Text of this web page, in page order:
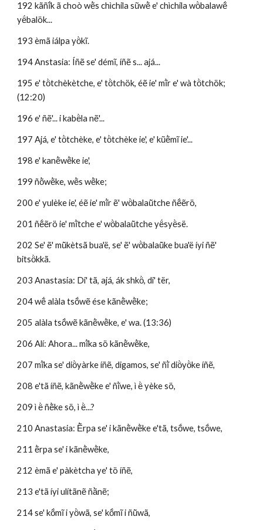
192 kãñĩ́k ã choò wẽ̀s chìchila sũwẽ̀ e' chìchila wö̀balawẽ́
yë́balök...
193 èmã iálpa yö̀kĩ.
194 Anstasia: Íñẽ se' démĩ, íñẽ s... ajá...
195 e' tö̀tchèkètche, e' tö̀tchök, éẽ ie' mĩ̀r e' wà tö̀tchök;
(12:20)
196 e' ñẽ'... i kabë̀la nẽ'...
197 Ajá, e' tö̀tchèke, e' tö̀tchèke ie', e' kũẽ̀mĩ ie'...
198 e' kanẽ̀wẽ̀ke ie',
199 ñõ̀wẽ̀ke, wẽ̀s wẽ̀ke;
200 e' yulèke ie', éẽ ie' mĩ̀r ẽ' wö̀balaũ̀tche ñẽ́ẽrö,
201 ñẽ́ẽrö ie' mĩ̀tche e' wö̀balaũ̀tche yë́syë̀së.
202 Se' ẽ' mũ̀kètsã bua'ë, se' ẽ' wö̀balaũ̀ke bua'ë íyi ñẽ'
bitsö̀kkã.
203 Anastasia: Di' tã, ajá, ák shkö̀, di' tër,
204 wẽ́ alàla tsṍwẽ ése kãnẽ̀wẽ̀ke;
205 alàla tsṍwẽ kãnẽ̀wẽ̀ke, e' wa. (13:36)
206 Alí: Ahora... mĩ̀ka sö kãnẽ̀wẽ̀ke,
207 mĩ̀ka se' diö̀yàrke íñẽ, digamos, se' ñĩ̀ diö̀yö̀ke íñẽ,
208 e'tã íñẽ, kãnẽ̀wẽ̀ke e' ñĩ̀we, ì ë̀ yèke sö,
209 ì ë̀ ñẽ̀ke sö, ì ë̀...?
210 Anastasia: Ẽ̀rpa se' i kãnẽ̀wẽ̀ke e'tã, tsṍwe, tsṍwe,
211 ẽ̀rpa se' i kãnẽ̀wẽ̀ke,
212 èmã e' pàkètcha ye' tö íñẽ,
213 e'tã íyi ulítãnẽ ñã̀nẽ;
214 se' kṍmĩ i yö̀wã, se' kṍmĩ i ñũ̀wã,